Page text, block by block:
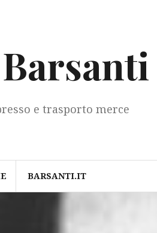
e trasporto merce
BARSANTI.IT